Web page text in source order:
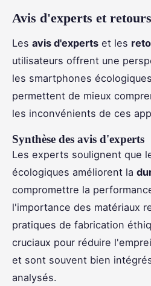
Avis d'experts et
Les avis d'experts et les
utilisateurs offrent une
les smartphones
permettent de mieux
les inconvénients de ces
Synthèse des avis d'experts
Les experts soulignent que
écologiques améliorent la
compromettre la
l'importance des matériaux
pratiques de fabrication
cruciaux pour réduire
et sont souvent bien
analysés.